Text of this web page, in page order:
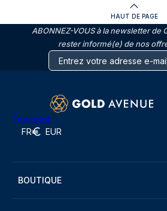
HAUT DE PAGE
ABONNEZ-VOUS à la newsletter de
rester informé(e) de nos
Trustpilot
FR EUR
BOUTIQUE